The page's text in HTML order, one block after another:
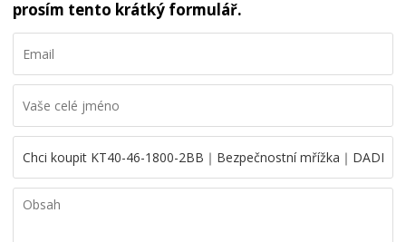
prosím tento krátký formulář.